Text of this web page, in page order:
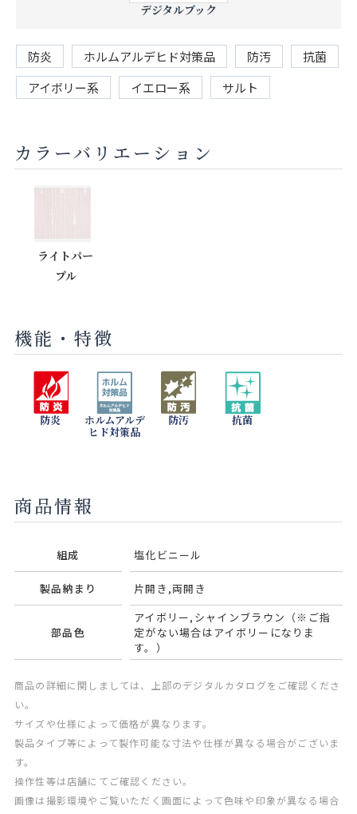
デジタルブック
防炎 ホルムアルデヒド対策品 防汚
抗菌
アイボリー系
イエロー系 サルト
カラーバリエーション
ライトパー
プル
機能・特徴
防炎 ホルムアルデ
ヒド対策品
防汚 抗菌
商品情報
組成 塩化ビニール
製品納まり 片開き,両開き
部品色
アイボリー,シャインブラウン（※ご指
定がない場合はアイボリーになりま
す。）
商品の詳細に関しましては、上部のデジタルカタログをご確認くださ
い。
サイズや仕様によって価格が異なります。
製品タイプ等によって製作可能な寸法や仕様が異なる場合がございま
す。
操作性等は店舗にてご確認ください。
画像は撮影環境やご覧いただく画面によって色味や印象が異なる場合